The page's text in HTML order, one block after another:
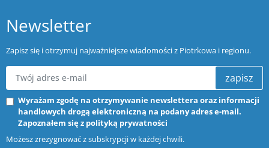
Newsletter
Zapisz się i otrzymuj najważniejsze wiadomości z Piotrkowa i regionu.
zapisz
Wyrażam zgodę na otrzymywanie newslettera oraz informacji
handlowych drogą elektroniczną na podany adres e-mail.
Zapoznałem się z polityką prywatności
Możesz zrezygnować z subskrypcji w każdej chwili.